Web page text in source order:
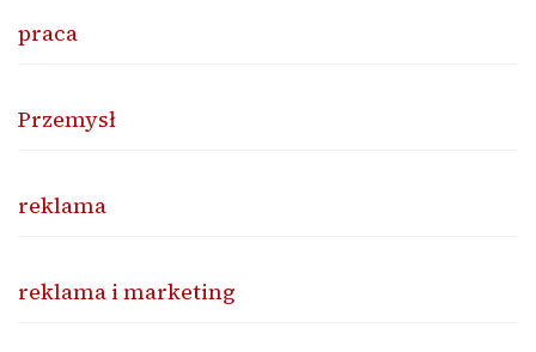
praca
Przemysł
reklama
reklama i marketing